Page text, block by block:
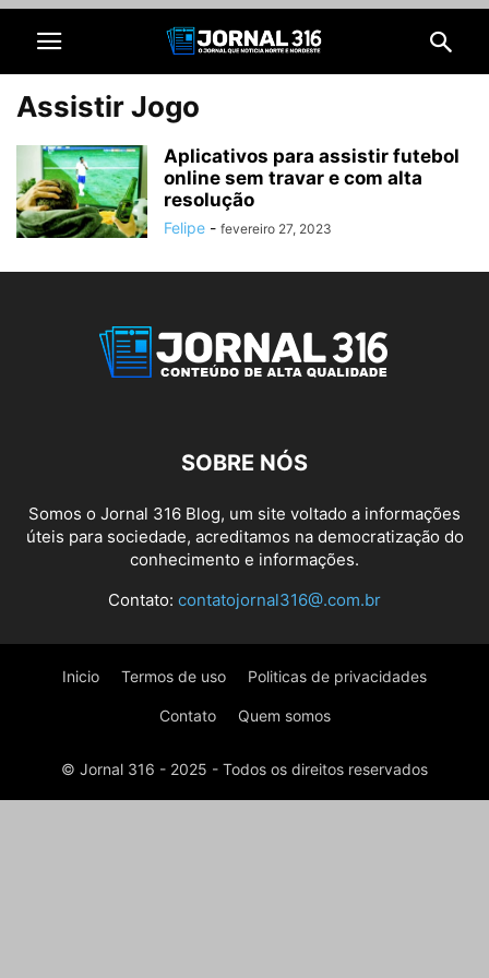
Assistir Jogo
Aplicativos para assistir futebol
online sem travar e com alta
resolução
Felipe - fevereiro 27, 2023
SOBRE NÓS
Somos o Jornal 316 Blog, um site voltado a informações
úteis para sociedade, acreditamos na democratização do
conhecimento e informações.
Contato: contatojornal316@.com.br
Inicio Termos de uso Politicas de privacidades
Contato Quem somos
© Jornal 316 - 2025 - Todos os direitos reservados